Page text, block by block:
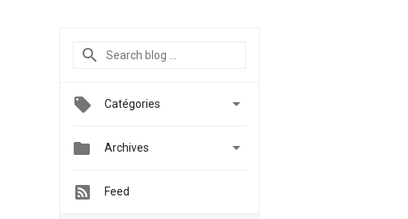
Catégories 
 Archives 
Feed